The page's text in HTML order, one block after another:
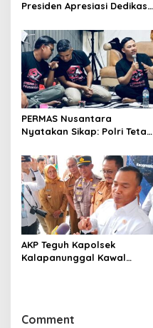
Presiden Apresiasi Dedikasi
PERMAS Nusantara
Nyatakan Sikap: Polri Tetap
Independensi dan
Efektivitas
AKP Teguh Kapolsek
Kalapanunggal Kawal
Comment